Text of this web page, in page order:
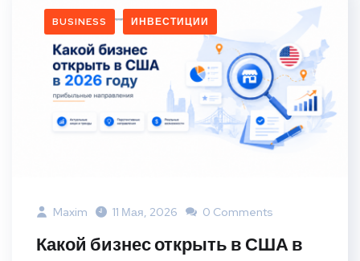
BUSINESS ИНВЕСТИЦИИ
Maxim 11 Мая, 2026 0 Comments
Какой бизнес открыть в США в